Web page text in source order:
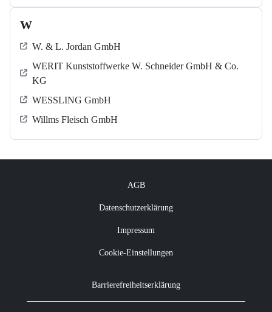
W
W. & L. Jordan GmbH
WERIT Kunststoffwerke W. Schneider GmbH & Co.
KG
WESSLING GmbH
Willms Fleisch GmbH
AGB
Datenschutzerklärung
Impressum
Cookie-Einstellungen
Barrierefreiheitserklärung